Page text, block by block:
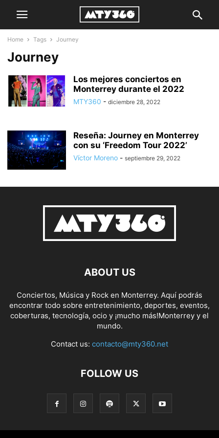
Home Tags Journey
Journey
Los mejores conciertos en
Monterrey durante el 2022
MTY360 - diciembre 28, 2022
Reseña: Journey en Monterrey
con su ‘Freedom Tour 2022’
Víctor Moreno - septiembre 29, 2022
ABOUT US
Conciertos, Música y Rock en Monterrey. Aquí podrás
encontrar todo sobre entretenimiento, deportes, eventos,
coberturas, tecnología, ocio y ¡mucho más!Monterrey y el
mundo.
Contact us: contacto@mty360.net
FOLLOW US